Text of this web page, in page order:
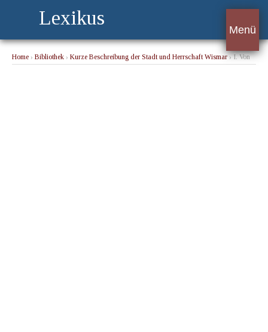
Lexikus
Menü
Home › Bibliothek › Kurze Beschreibung der Stadt und Herrschaft Wismar› I. Von